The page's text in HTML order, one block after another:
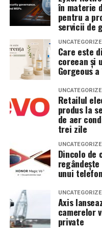
la intrare. Refuzul
accesului in festival.
De asemenea, Summer
si responsabil, iar
strict interzis.
Regulamentul complet,
permise si interzise,
al festivalului.
Un festival construit
Summer Well 2026 este
parteneri care
Bacardi, Martini,
Image, Pepsi, Fashion
aqua, Lay’s, e-on,
fiecare dintre aceste
aceste date și oferă
îmbunătățirea
creșterea performanței
antrenament mai bine
Monitorizarea precisă
AccuTrack
Pentru activitățile în aer
integrează tehnologia
un nou chipset GNSS și
traseului.
Sistemul avansat de
în oraș, explorează
noi.
în materie
pentru a
servicii de
Care este
coreean și
Gorgeous
Retailul
produs la
de aer
trei zile
Dincolo de
regândește
unui
Axis
camerelor
private